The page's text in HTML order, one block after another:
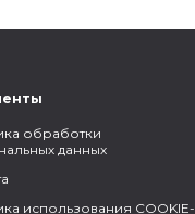
обработки
данных
использования COOKIE-